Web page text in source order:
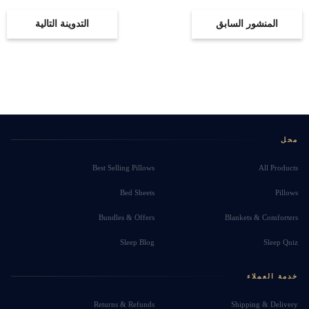
المنشور السابق التدوينة التالية
محل
All Products
Best Selling Pillows
Pillows
Bed Sheets
Blankets & Comforters
Bundles & Offers
Sleep Quiz
Sleep Blog
خدمة العملاء
Shipping & Delivery
Returns & Refunds